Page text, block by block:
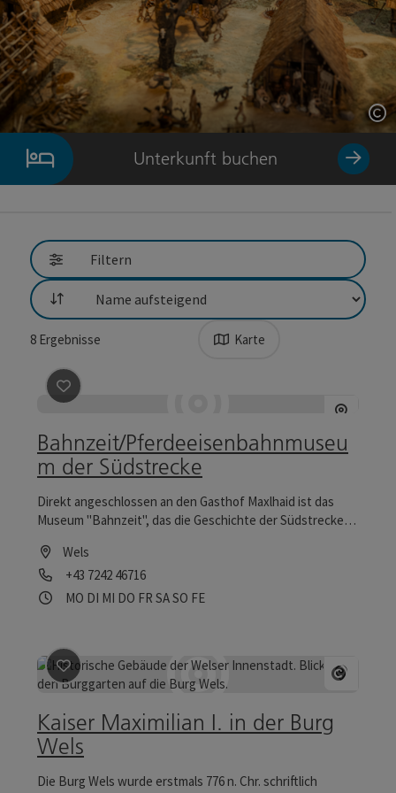
Unterkunft buchen
Filtern
Sortierung
8 Ergebnisse Karte
Beitrag merken : Bahnzeit/Pferdeeisenbahnmuseum
Bahnzeit/Pferdeeisenbahnmuseu
m der Südstrecke
Direkt angeschlossen an den Gasthof Maxlhaid ist das
Museum "Bahnzeit", das die Geschichte der Südstrecke
Wels
Telefon
+43 7242 46716
Öffnungszeiten
MO Montag geöffnet
DI Dienstag geöffnet
MI Mittwoch geöffnet
DO Donnerstag geöffnet
FR Freitag geöffnet
SA Samstag geöffnet
SO Sonntag geöffnet
FEFeiertag geöffnet
Beitrag merken: Kaiser Maximilian I. in der Burg Wels
Kaiser Maximilian I. in der Burg
Wels
Die Burg Wels wurde erstmals 776 n. Chr. schriftlich